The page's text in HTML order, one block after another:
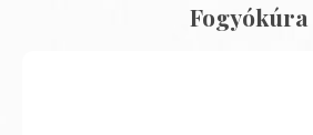
Fogyókúra